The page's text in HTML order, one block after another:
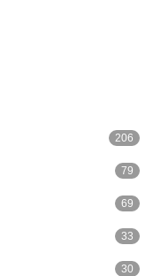
206
79
69
33
30